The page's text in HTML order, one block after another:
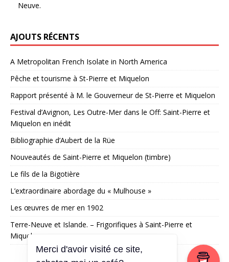
Neuve.
AJOUTS RÉCENTS
A Metropolitan French Isolate in North America
Pêche et tourisme à St-Pierre et Miquelon
Rapport présenté à M. le Gouverneur de St-Pierre et Miquelon
Festival d’Avignon, Les Outre-Mer dans le Off: Saint-Pierre et
Miquelon en inédit
Bibliographie d’Aubert de la Rüe
Nouveautés de Saint-Pierre et Miquelon (timbre)
Le fils de la Bigotière
L’extraordinaire abordage du « Mulhouse »
Les œuvres de mer en 1902
Terre-Neuve et Islande. – Frigorifiques à Saint-Pierre et
Miquelon
Merci d'avoir visité ce site,